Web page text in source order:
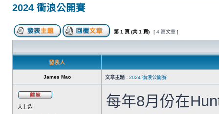
2024 衝浪公開賽
第 1 頁 (共 1 頁) [ 4 篇文章 ]
發表人
James Mao 文章主題 : 2024 衝浪公開賽
大上造
每年8月份在